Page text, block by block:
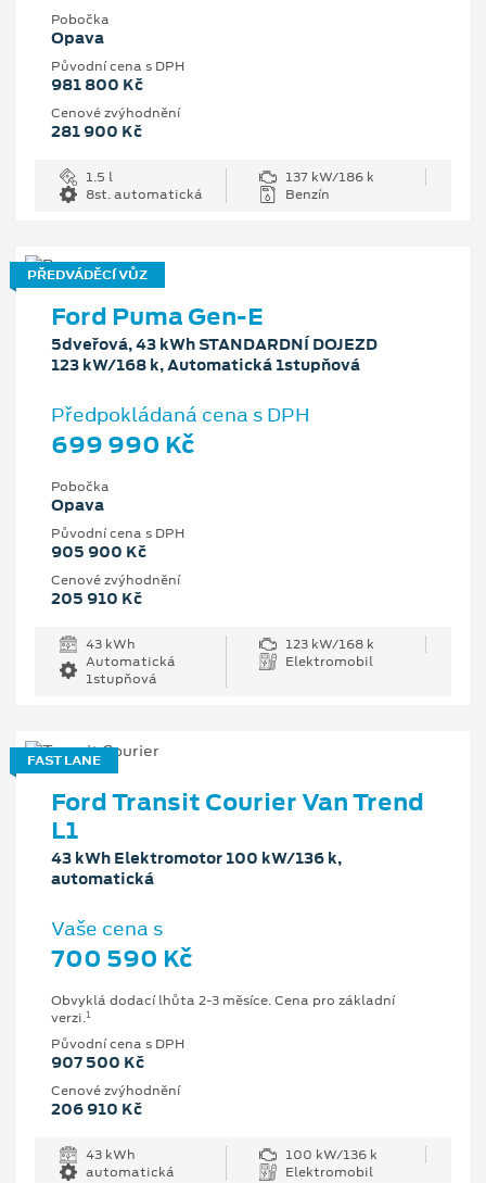
Pobočka
Opava
Původní cena s DPH
981 800 Kč
Cenové zvýhodnění
281 900 Kč
1.5 l
137 kW/186 k
8st. automatická
Benzín
PŘEDVÁDĚCÍ VŮZ
Ford Puma Gen-E
5dveřová, 43 kWh STANDARDNÍ DOJEZD
123 kW/168 k, Automatická 1stupňová
Předpokládaná cena s DPH
699 990 Kč
Pobočka
Opava
Původní cena s DPH
905 900 Kč
Cenové zvýhodnění
205 910 Kč
43 kWh
123 kW/168 k
Automatická
1stupňová
Elektromobil
FAST LANE
Ford Transit Courier Van Trend
L1
43 kWh Elektromotor 100 kW/136 k,
automatická
Vaše cena s
700 590 Kč
Obvyklá dodací lhůta 2-3 měsíce. Cena pro základní
verzi.1
Původní cena s DPH
907 500 Kč
Cenové zvýhodnění
206 910 Kč
43 kWh
100 kW/136 k
automatická
Elektromobil